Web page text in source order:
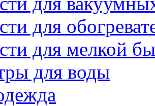
для
для мелкой
для воды